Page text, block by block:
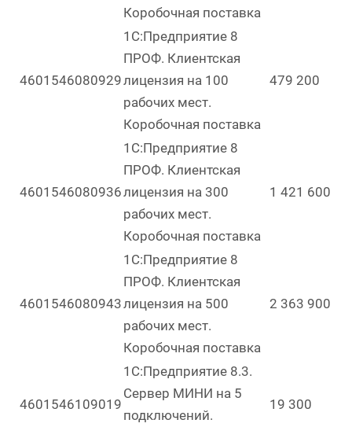
Коробочная поставка
4601546080929
1С:Предприятие 8
ПРОФ. Клиентская
лицензия на 100
рабочих мест.
Коробочная поставка
479 200
4601546080936
1С:Предприятие 8
ПРОФ. Клиентская
лицензия на 300
рабочих мест.
Коробочная поставка
1 421 600
4601546080943
1С:Предприятие 8
ПРОФ. Клиентская
лицензия на 500
рабочих мест.
Коробочная поставка
2 363 900
4601546109019
1С:Предприятие 8.3.
Сервер МИНИ на 5
подключений.
19 300